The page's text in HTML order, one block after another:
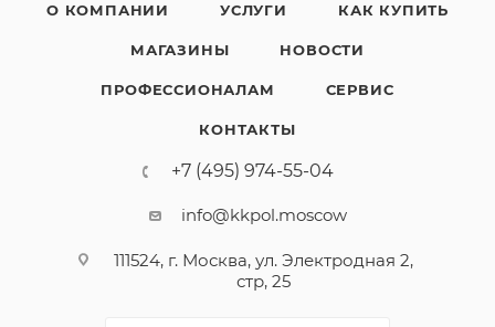
О КОМПАНИИ УСЛУГИ КАК КУПИТЬ
МАГАЗИНЫ НОВОСТИ
ПРОФЕССИОНАЛАМ СЕРВИС
КОНТАКТЫ
+7 (495) 974-55-04
info@kkpol.moscow
111524, г. Москва, ул. Электродная 2,
стр, 25